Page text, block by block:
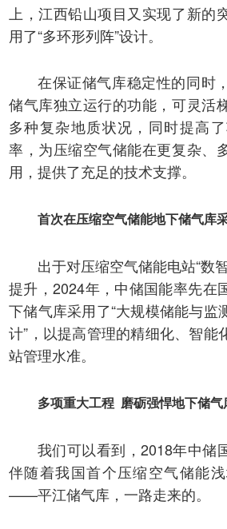
上，江西铅山项目又实现了新的
用了“多环形列阵”设计。
在保证储气库稳定性的同时
储气库独立运行的功能，可灵活
多种复杂地质状况，同时提高
率，为压缩空气储能在更复杂、
用，提供了充足的技术支撑。
首次在压缩空气储能地下储气库
出于对压缩空气储能电站“数
提升，2024年，中储国能率先在
下储气库采用了“大规模储能与监
计”，以提高管理的精细化、智能
站管理水准。
多项重大工程 磨砺强悍地下储气
我们可以看到，2018年中储
伴随着我国首个压缩空气储能
——平江储气库，一路走来的。